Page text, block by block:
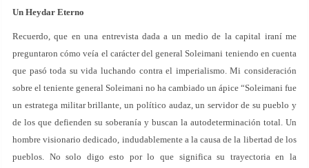
Un Heydar Eterno
Recuerdo, que en una entrevista dada a un medio de la capital iraní me
preguntaron cómo veía el carácter del general Soleimani teniendo en cuenta
que pasó toda su vida luchando contra el imperialismo. Mi consideración
sobre el teniente general Soleimani no ha cambiado un ápice “Soleimani fue
un estratega militar brillante, un político audaz, un servidor de su pueblo y
de los que defienden su soberanía y buscan la autodeterminación total. Un
hombre visionario dedicado, indudablemente a la causa de la libertad de los
pueblos. No solo digo esto por lo que significa su trayectoria en la